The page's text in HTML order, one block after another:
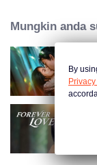
Mungkin anda
By